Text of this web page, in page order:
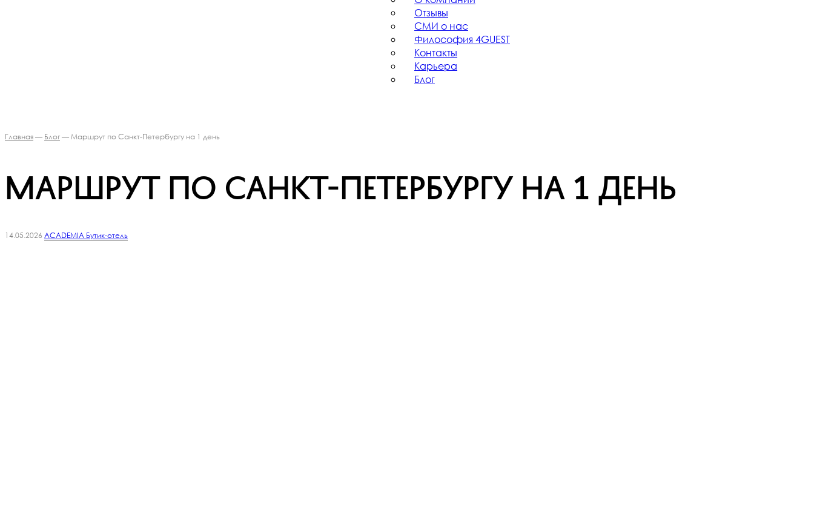
Отзывы
СМИ о нас
Философия 4GUEST
Контакты
Карьера
Блог
Главная— Блог— Маршрут по Санкт-Петербургу на 1 день
Маршрут по Санкт-Петербургу на 1 день
14.05.2026 ACADEMIA Бутик-отель